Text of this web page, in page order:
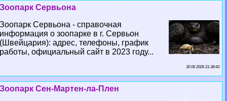
Зоопарк Сервьона
Зоопарк Сервьона - справочная
информация о зоопарке в г. Сервьон
(Швейцария): адрес, телефоны, график
работы, официальный сайт в 2023 году...
30 06 2026 21:38:43
Зоопарк Сен-Мартен-ла-Плен